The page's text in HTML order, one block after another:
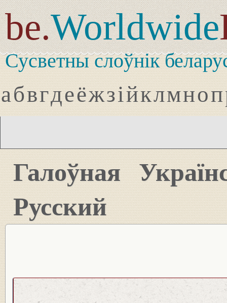
be.Worldwide
Сусветны слоўнік
абвгдеёжзійклмноп
Галоўная
Русский